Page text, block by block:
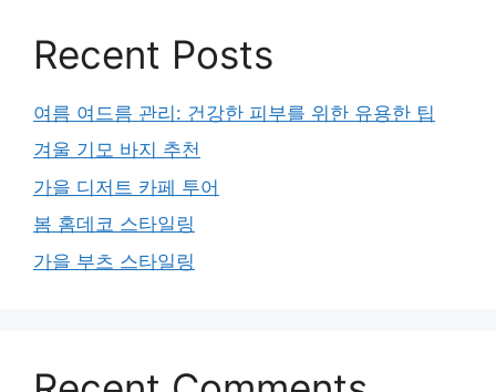
Recent Posts
여름 여드름 관리: 건강한 피부를 위한 유용한 팁
겨울 기모 바지 추천
가을 디저트 카페 투어
봄 홈데코 스타일링
가을 부츠 스타일링